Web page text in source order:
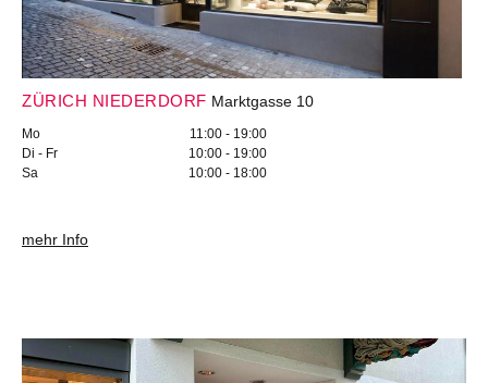
ZÜRICH NIEDERDORF Marktgasse 10
Mo
11:00 - 19:00
Di - Fr
10:00 - 19:00
Sa
10:00 - 18:00
mehr Info